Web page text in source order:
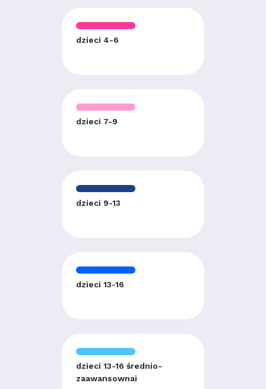
dzieci 4-6
dzieci 7-9
dzieci 9-13
dzieci 13-16
dzieci 13-16 średnio-
zaawansownai